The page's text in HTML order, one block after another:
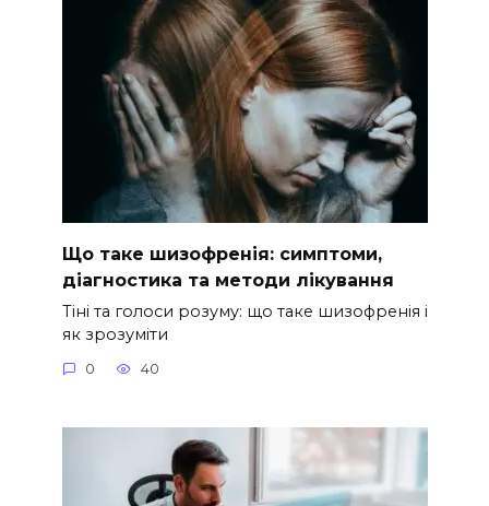
Що таке шизофренія: симптоми,
діагностика та методи лікування
Тіні та голоси розуму: що таке шизофренія і
як зрозуміти
0 40